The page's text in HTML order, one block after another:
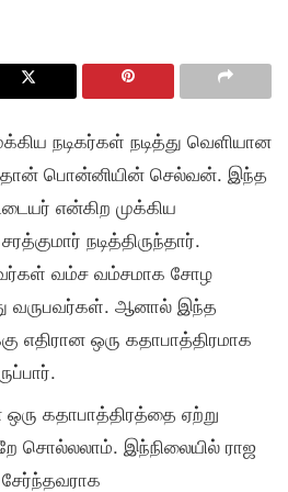
நடிகர்கள் நடித்து வெளியான
பொன்னியின் செல்வன். இந்த
என்கிற முக்கிய
நடித்திருந்தார்.
வம்ச வம்சமாக சோழ
வருபவர்கள். ஆனால் இந்த
எதிரான ஒரு கதாபாத்திரமாக
கதாபாத்திரத்தை ஏற்று
சொல்லலாம். இந்நிலையில் ராஜ